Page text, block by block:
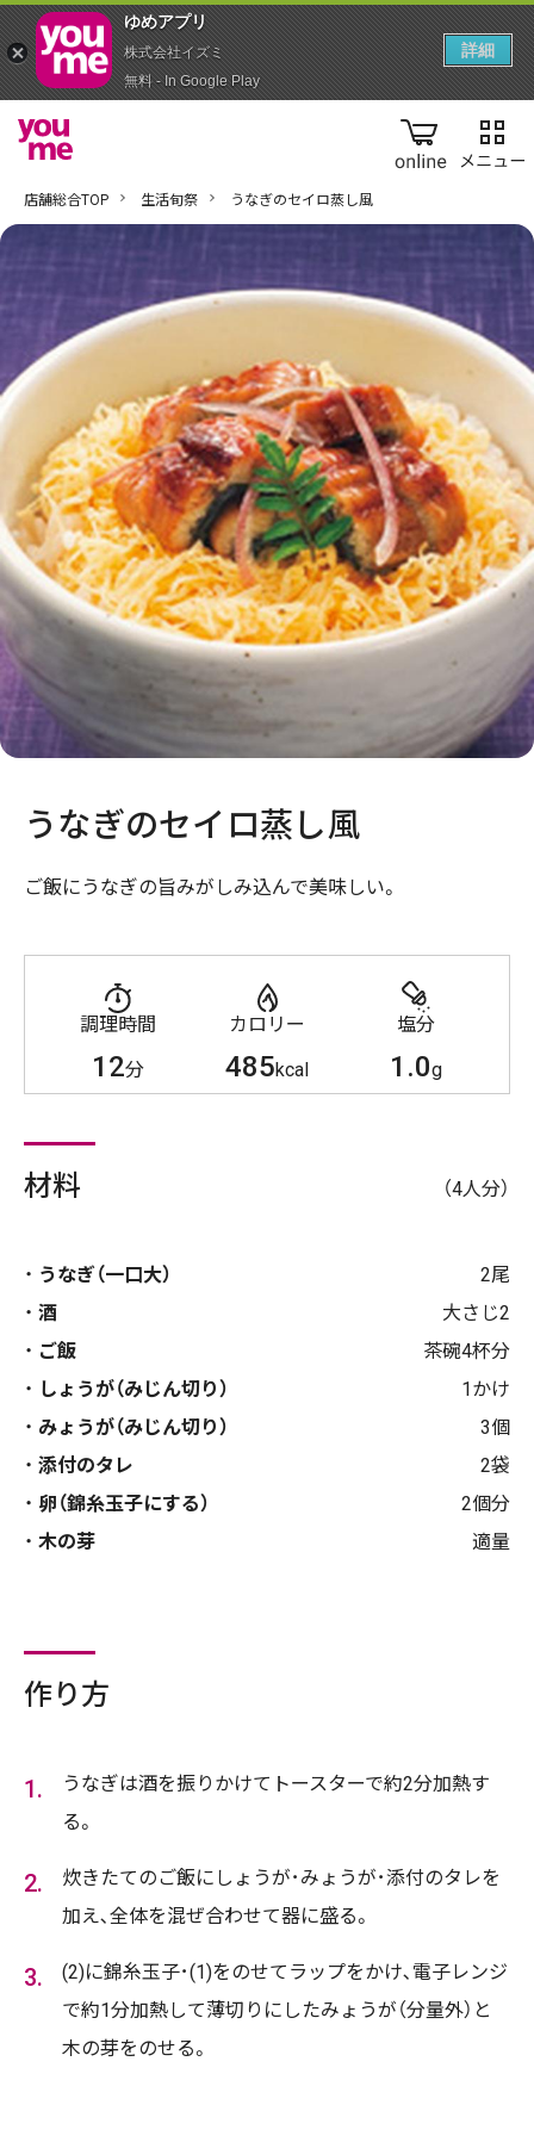
online
店舗総合TOP 生活旬祭 うなぎのセイロ蒸し風
うなぎのセイロ蒸し風
ご飯にうなぎの旨みがしみ込んで美味しい。
調理時間
12分
カロリー
485kcal
塩分
1.0g
材料 （4人分）
うなぎ（一口大）
2尾
酒
大さじ2
ご飯
茶碗4杯分
しょうが（みじん切り）
1かけ
みょうが（みじん切り）
3個
添付のタレ
2袋
卵（錦糸玉子にする）
2個分
木の芽
適量
作り方
うなぎは酒を振りかけてトースターで約2分加熱す
る。
炊きたてのご飯にしょうが･みょうが･添付のタレを
加え､全体を混ぜ合わせて器に盛る。
(2)に錦糸玉子･(1)をのせてラップをかけ､電子レンジ
で約1分加熱して薄切りにしたみょうが（分量外）と
木の芽をのせる。
ゆめアプ‪リ‬
株式会社イズミ
無料 - In Google Play
詳細